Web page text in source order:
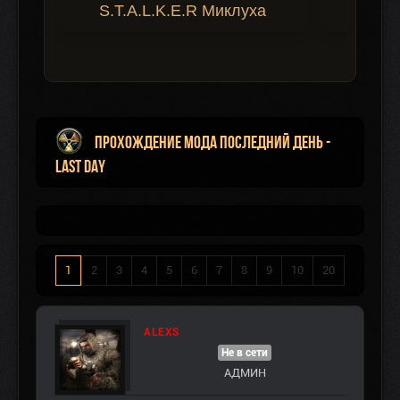
S.T.A.L.K.E.R Миклуха
Прохождение мода Последний День -
Last Day
1 2 3 4 5 6 7 8 9 10 20
ALEXS
Не в сети
АДМИН